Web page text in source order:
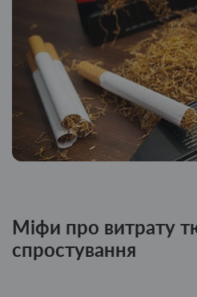
Міфи про витрату
спростування